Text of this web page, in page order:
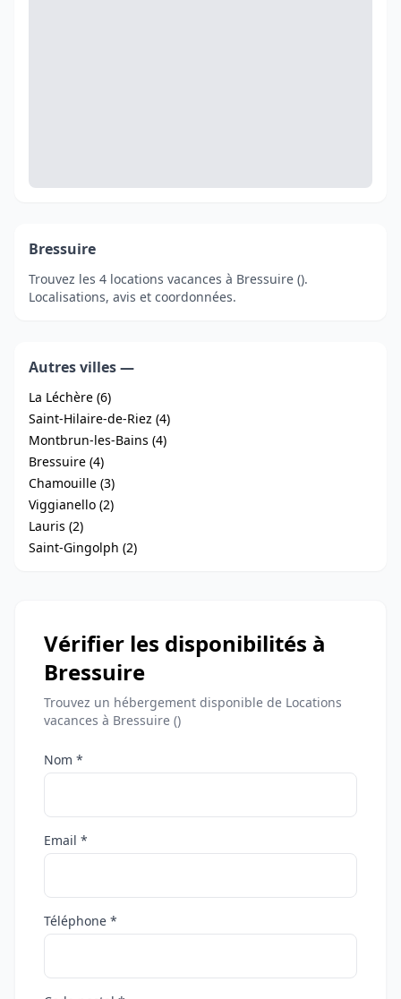
Bressuire
Trouvez les 4 locations vacances à Bressuire ().
Localisations, avis et coordonnées.
Autres villes —
La Léchère (6)
Saint-Hilaire-de-Riez (4)
Montbrun-les-Bains (4)
Bressuire (4)
Chamouille (3)
Viggianello (2)
Lauris (2)
Saint-Gingolph (2)
Vérifier les disponibilités à
Bressuire
Trouvez un hébergement disponible de Locations
vacances à Bressuire ()
Nom *
Email *
Téléphone *